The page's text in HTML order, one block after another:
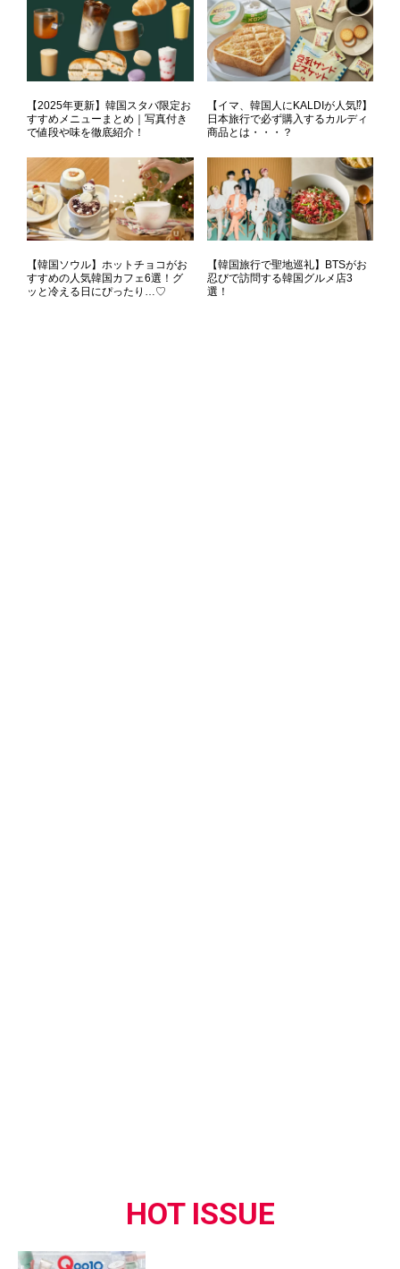
【2025年更新】韓国スタバ限定お
すすめメニューまとめ｜写真付き
で値段や味を徹底紹介！
【イマ、韓国人にKALDIが人気⁉】
日本旅行で必ず購入するカルディ
商品とは・・・？
【韓国ソウル】ホットチョコがお
すすめの人気韓国カフェ6選！グ
ッと冷える日にぴったり…♡
【韓国旅行で聖地巡礼】BTSがお
忍びで訪問する韓国グルメ店3
選！
HOT ISSUE